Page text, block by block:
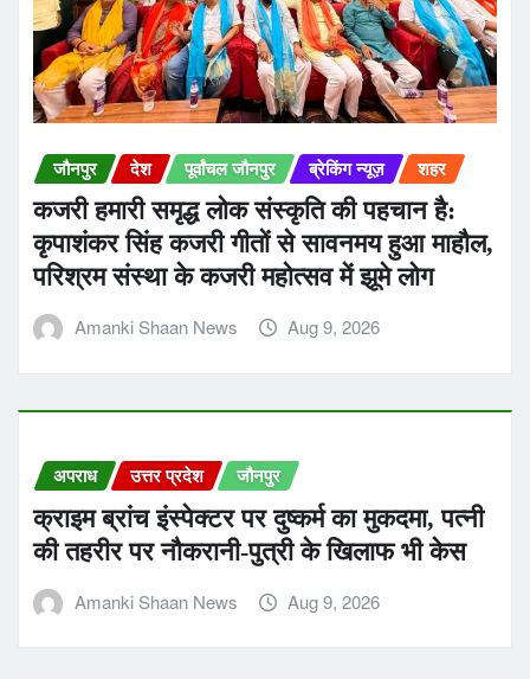
जौनपुर देश पूर्वांचल जौनपुर ब्रेकिंग न्यूज़ शहर
कजरी हमारी समृद्ध लोक संस्कृति की पहचान है:
कृपाशंकर सिंह कजरी गीतों से सावनमय हुआ माहौल,
परिश्रम संस्था के कजरी महोत्सव में झूमे लोग
Amanki Shaan News Aug 9, 2026
अपराध उत्तर प्रदेश जौनपुर
क्राइम ब्रांच इंस्पेक्टर पर दुष्कर्म का मुकदमा, पत्नी
की तहरीर पर नौकरानी-पुत्री के खिलाफ भी केस
Amanki Shaan News Aug 9, 2026